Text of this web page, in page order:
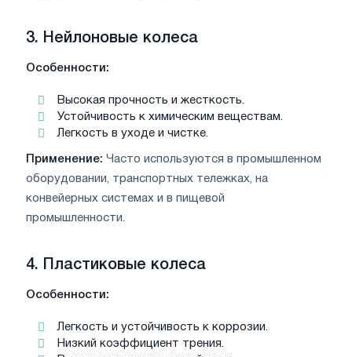
3. Нейлоновые колеса
Особенности:
Высокая прочность и жесткость.
Устойчивость к химическим веществам.
Легкость в уходе и чистке.
Применение: Часто используются в промышленном
оборудовании, транспортных тележках, на
конвейерных системах и в пищевой
промышленности.
4. Пластиковые колеса
Особенности:
Легкость и устойчивость к коррозии.
Низкий коэффициент трения.